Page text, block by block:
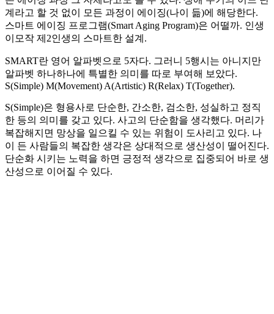
계라고 할 것 없이 모든 과정이 에이징(나이 듦)에 해당한다.
스마트 에이징 프로그램(Smart Aging Program)은 어떨까. 인생
이모작 제2인생의 스마트한 설계.
SMART란 영어 알파벳으로 5자다. 그러니 5행시는 아니지만
알파벳 하나하나에 특별한 의미를 따로 부여해 보았다.
S(Simple) M(Movement) A(Artistic) R(Relax) T(Together).
S(Simple)은 형용사로 단순한, 간소한, 검소한, 성실하고 정직
한 등의 의미를 갖고 있다. 사고의 단순함을 생각했다. 머리가
복잡해지면 망상을 일으킬 수 있는 위험이 도사리고 있다. 나
이 든 사람들의 복잡한 생각은 상대적으로 생산성이 떨어진다.
단순화 시키는 노력을 하면 긍정적 생각으로 집중되어 바로 생
산성으로 이어질 수 있다.